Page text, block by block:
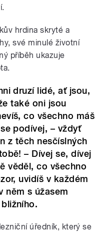
hrdina skryté a
své minulé životní
příběh ukazuje
druzí lidé, ať jsou,
také oni jsou
co všechno máš
podívej, – vždyť
z těch nesčíslných
– Dívej se, dívej
věděl, co všechno
uvidíš v každém
něm s úžasem
úředník, který se